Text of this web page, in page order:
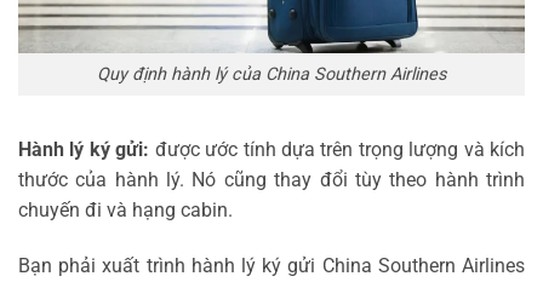
Quy định hành lý của China Southern Airlines
Hành lý ký gửi: được ước tính dựa trên trọng lượng và kích
thước của hành lý. Nó cũng thay đổi tùy theo hành trình
chuyến đi và hạng cabin.
Bạn phải xuất trình hành lý ký gửi China Southern Airlines